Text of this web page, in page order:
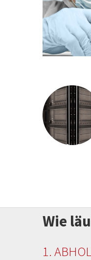
Wie
1.